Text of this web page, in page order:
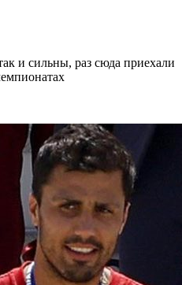
и сильны, раз сюда приехали